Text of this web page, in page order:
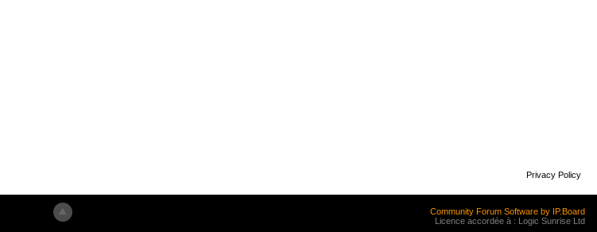
Privacy Policy
Community Forum Software by IP.Board
Licence accordée à : Logic Sunrise Ltd